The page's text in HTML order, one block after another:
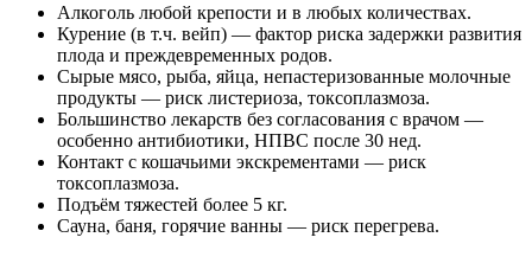
Алкоголь любой крепости и в любых количествах.
Курение (в т.ч. вейп) — фактор риска задержки развития
плода и преждевременных родов.
Сырые мясо, рыба, яйца, непастеризованные молочные
продукты — риск листериоза, токсоплазмоза.
Большинство лекарств без согласования с врачом —
особенно антибиотики, НПВС после 30 нед.
Контакт с кошачьими экскрементами — риск
токсоплазмоза.
Подъём тяжестей более 5 кг.
Сауна, баня, горячие ванны — риск перегрева.